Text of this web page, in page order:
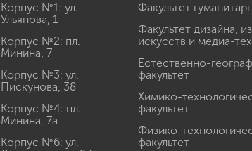
олимпиады школьников по
безопасности и защиты
Обучение
Международная
Другие виды деятельности
Студенческая жизнь
Сведения об
организации
Корпус №1: ул.
Ульянова, 1
Корпус №2: пл.
Минина, 7
Корпус №3: ул.
Пискунова, 38
Корпус №4: пл.
Минина, 7а
Корпус №6: ул.
Факультет
Факультет дизайна,
искусств и медиа-
Естественно-
факультет
Химико-
факультет
Физико-
факультет